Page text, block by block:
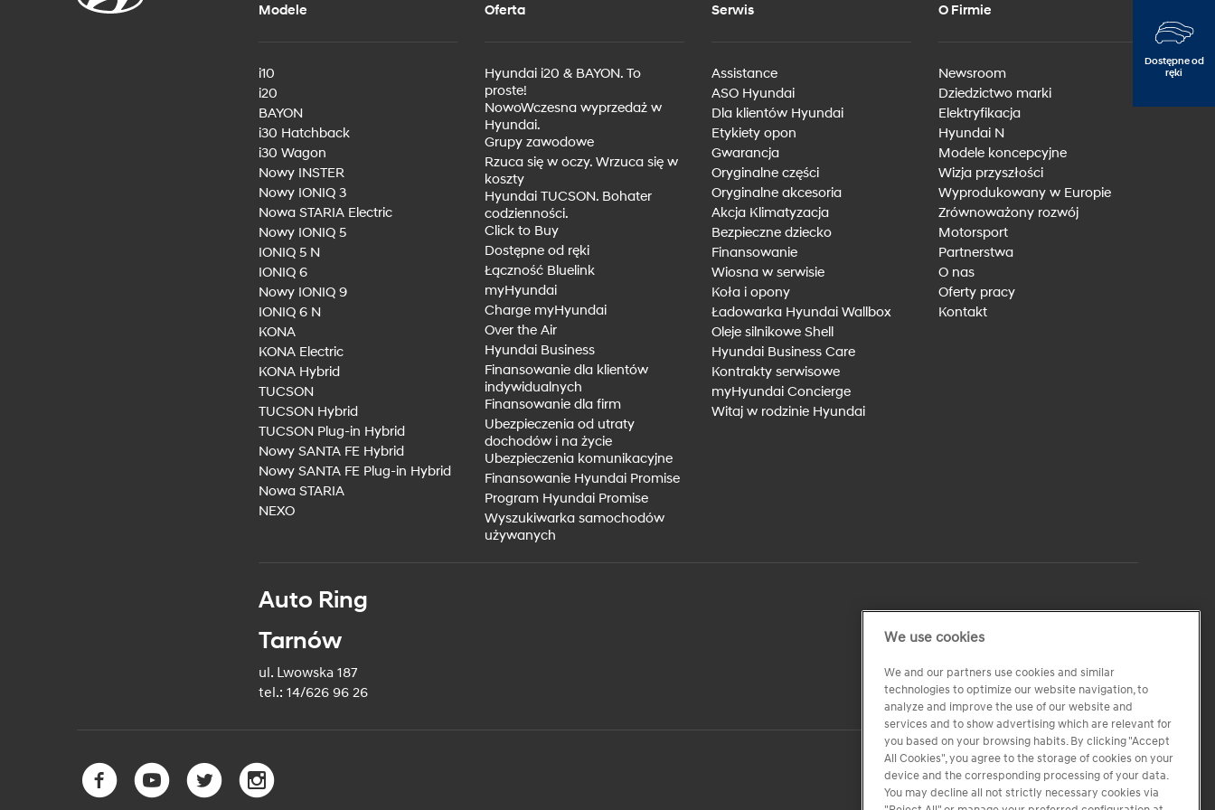
Rzuca się w oczy. Wrzuca się w
Ubezpieczenia komunikacyjne
Ubezpieczenia od utraty dochodów
Finansowanie Hyundai Promise
Program Hyundai Promise
Wyszukiwarka samochodów
Zrównoważony rozwój
Dostępne od
ręki
Modele
i10
i20
BAYON
i30 Hatchback
i30 Wagon
Nowy INSTER
Nowy IONIQ 3
Nowa STARIA Electric
Nowy IONIQ 5
IONIQ 5 N
IONIQ 6
Nowy IONIQ 9
IONIQ 6 N
KONA
KONA Electric
KONA Hybrid
TUCSON
TUCSON Hybrid
TUCSON Plug-in Hybrid
Nowy SANTA FE Hybrid
Nowy SANTA FE Plug-in Hybrid
Nowa STARIA
NEXO
Oferta
Hyundai i20 & BAYON. To
proste!
NowoWczesna wyprzedaż w
Hyundai.
Grupy zawodowe
Rzuca się w oczy. Wrzuca się w
koszty
Hyundai TUCSON. Bohater
codzienności.
Click to Buy
Dostępne od ręki
Łączność Bluelink
myHyundai
Charge myHyundai
Over the Air
Hyundai Business
Finansowanie dla klientów
indywidualnych
Finansowanie dla firm
Ubezpieczenia od utraty
dochodów i na życie
Ubezpieczenia komunikacyjne
Finansowanie Hyundai Promise
Program Hyundai Promise
Wyszukiwarka samochodów
używanych
Serwis
Assistance
ASO Hyundai
Dla klientów Hyundai
Etykiety opon
Gwarancja
Oryginalne części
Oryginalne akcesoria
Akcja Klimatyzacja
Bezpieczne dziecko
Finansowanie
Wiosna w serwisie
Koła i opony
Ładowarka Hyundai Wallbox
Oleje silnikowe Shell
Hyundai Business Care
Kontrakty serwisowe
myHyundai Concierge
Witaj w rodzinie Hyundai
O Firmie
Newsroom
Dziedzictwo marki
Elektryfikacja
Hyundai N
Modele koncepcyjne
Wizja przyszłości
Wyprodukowany w Europie
Zrównoważony rozwój
Motorsport
Partnerstwa
O nas
Oferty pracy
Kontakt
Auto Ring
Tarnów
ul. Lwowska 187
tel.: 14/626 96 26
We use cookies
We and our partners use cookies and similar
technologies to optimize our website navigation, to
analyze and improve the use of our website and
services and to show advertising which are relevant for
you based on your browsing habits. By clicking "Accept
All Cookies", you agree to the storage of cookies on your
device and the corresponding processing of your data.
You may decline all not strictly necessary cookies via